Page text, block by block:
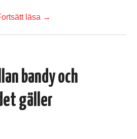
läsa →
bandy och
gäller